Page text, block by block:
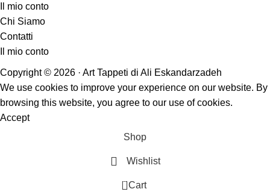
Il mio conto
Chi Siamo
Contatti
Il mio conto
Copyright © 2026 · Art Tappeti di Ali Eskandarzadeh
We use cookies to improve your experience on our website. By
browsing this website, you agree to our use of cookies.
Accept
Shop
Wishlist
0 Cart